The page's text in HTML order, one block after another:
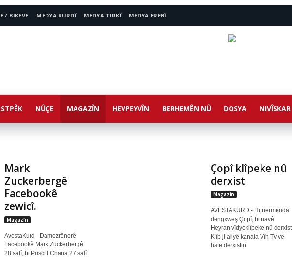
/ BIKEVE MEDYA KURDÎ MEDYA TIRKÎ MEDYA EREBÎ
NÛÇE MAGAZÎN HEVPEYVÎN BERHEMÊN NÛ DOSYA NIVÎSKAR
Mark
Zuckerbergê
Facebookê
zewicî.
Magazîn
AvestaKurd - Damezrênerê
Facebookê Mark Zuckerbergê
28 salî, bi Priscill Chana 27 salî
Çopî klîpeke nû
derxist
Magazîn
AVESTAKURD - Hunermenda
dengxweş Çopî, bi navê
Heyran vîdyoklîpeke nû derxist.
Klîp ji aliyê kanala Vîn Tv ve
hate derxistin.